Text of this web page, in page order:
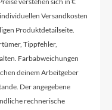
Versandkosten
Produktdetailseite.
Tippfehler,
Farbabweichungen
deinem Arbeitgeber
Der angegebene
rechnerische